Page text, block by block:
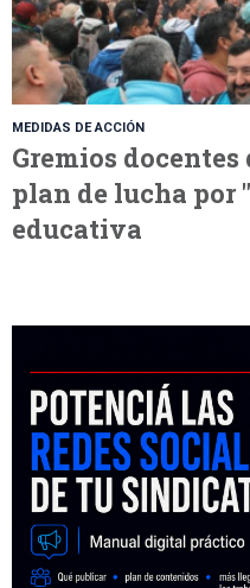
MEDIDAS DE ACCIÓN
Gremios
plan de lucha por
educativa